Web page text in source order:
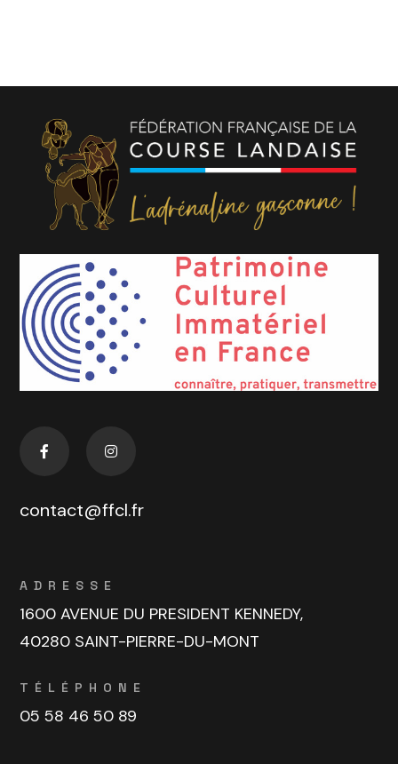
contact@ffcl.fr
ADRESSE
1600 AVENUE DU PRESIDENT KENNEDY,
40280 SAINT-PIERRE-DU-MONT
TÉLÉPHONE
05 58 46 50 89